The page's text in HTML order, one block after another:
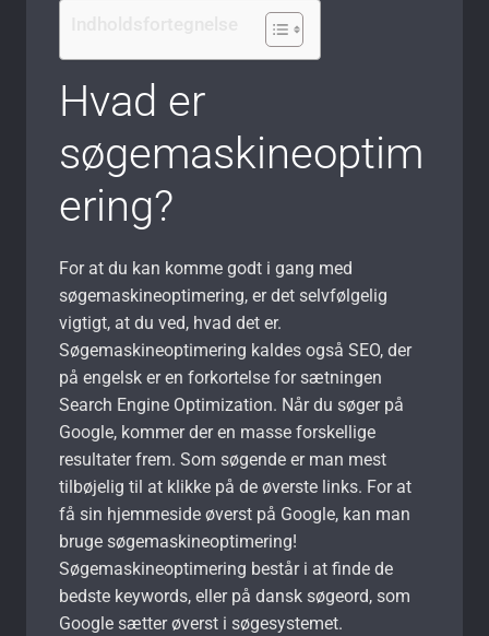
Hvad er
søgemaskineoptim
ering?
For at du kan komme godt i gang med
søgemaskineoptimering, er det selvfølgelig
vigtigt, at du ved, hvad det er.
Søgemaskineoptimering kaldes også SEO, der
på engelsk er en forkortelse for sætningen
Search Engine Optimization. Når du søger på
Google, kommer der en masse forskellige
resultater frem. Som søgende er man mest
tilbøjelig til at klikke på de øverste links. For at
få sin hjemmeside øverst på Google, kan man
bruge søgemaskineoptimering!
Søgemaskineoptimering består i at finde de
bedste keywords, eller på dansk søgeord, som
Google sætter øverst i søgesystemet.